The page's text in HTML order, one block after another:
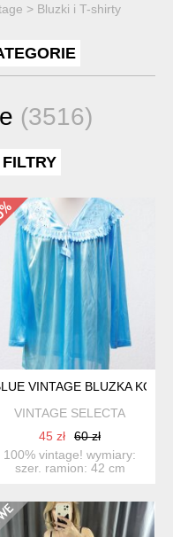
> Bluzki i T-shirty
(3516)
3/4 AŻUR ESPRIT L
VINTAGE BLUZKA
VINTAGE SELECTA
45 zł
60 zł
100% vintage! wymiary:
szer. ramion: 42 cm